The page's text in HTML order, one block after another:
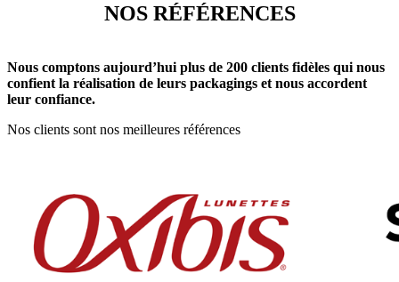
NOS RÉFÉRENCES
Nous comptons aujourd’hui plus de 200 clients fidèles qui nous
confient la réalisation de leurs packagings et nous accordent
leur confiance.
Nos clients sont nos meilleures références